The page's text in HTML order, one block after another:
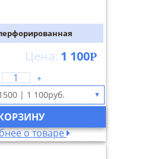
1 100Р
+
▼
о товаре